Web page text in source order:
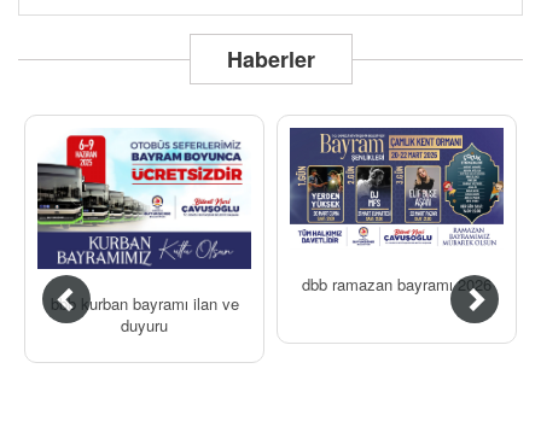
Haberler
bbb kurban bayramı ilan ve
duyuru
dbb ramazan bayramı 2026